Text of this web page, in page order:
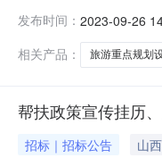
村旅游重点村
兴局
发布时间： 2023-09-26
相关产品：
旅游重点规划
帮扶政策宣传挂历
招标｜招标公告 山